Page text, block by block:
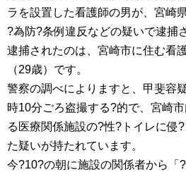
ラを設置した看護師の男が、宮崎
?為防?条例違反などの疑いで逮捕
逮捕されたのは、宮崎市に住む看
（29歳）です。
警察の調べによりますと、甲斐容
時10分ごろ盗撮する?的で、宮崎
る医療関係施設の?性?トイレに侵
た疑いが持たれています。
今?10?の朝に施設の関係者から「